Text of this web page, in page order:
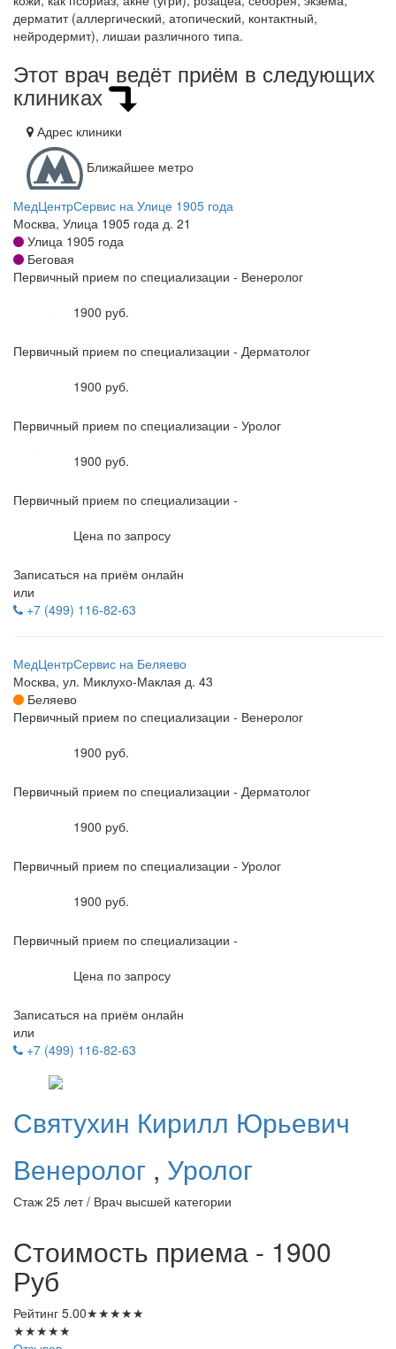
дерматит (аллергический, атопический, контактный,
нейродермит), лишаи различного типа.
Этот врач ведёт приём в следующих
клиниках
Адрес клиники
Ближайшее метро
МедЦентрСервис на Улице 1905 года
Москва, Улица 1905 года д. 21
Улица 1905 года
Беговая
Первичный прием по специализации - Венеролог
1900 руб.
Первичный прием по специализации - Дерматолог
1900 руб.
Первичный прием по специализации - Уролог
1900 руб.
Первичный прием по специализации -
Цена по запросу
Записаться на приём онлайн
или
+7 (499) 116-82-63
МедЦентрСервис на Беляево
Москва, ул. Миклухо-Маклая д. 43
Беляево
Первичный прием по специализации - Венеролог
1900 руб.
Первичный прием по специализации - Дерматолог
1900 руб.
Первичный прием по специализации - Уролог
1900 руб.
Первичный прием по специализации -
Цена по запросу
Записаться на приём онлайн
или
+7 (499) 116-82-63
Святухин Кирилл Юрьевич
Венеролог , Уролог
Стаж 25 лет / Врач высшей категории
Стоимость приема - 1900
Руб
Рейтинг 5.00★★★★★
★★★★★